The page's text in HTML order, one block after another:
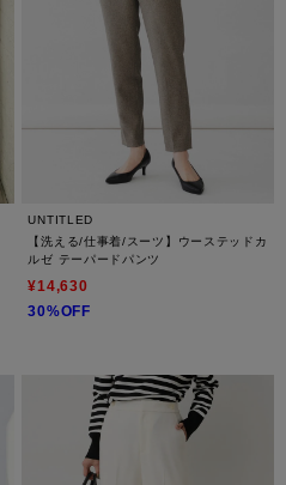
UNTITLED
【洗える/仕事着/スーツ】ウーステッドカ
ルゼ テーパードパンツ
¥14,630
30%OFF